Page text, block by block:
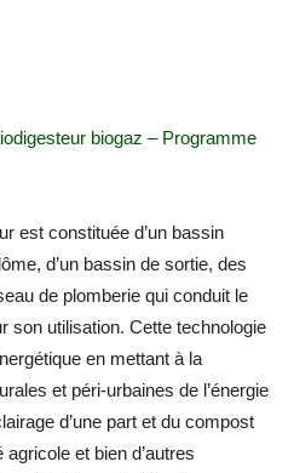
biogaz – Programme
est constituée d’un bassin
d’un bassin de sortie, des
de plomberie qui conduit le
son utilisation. Cette technologie
en mettant à la
et péri-urbaines de l’énergie
d’une part et du compost
et bien d’autres